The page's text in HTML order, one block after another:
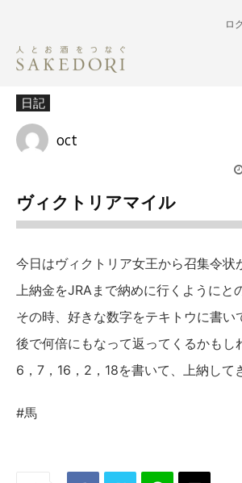
ロ
日記
oct
ヴィクトリアマイル
今日はヴィクトリア女王から召集令状
上納金をJRAまで納めに行くようにと
その時、好きな数字をテキトウに書い
後で何倍にもなって返ってくるかもし
6，7，16，2，18を書いて、上納して
#馬